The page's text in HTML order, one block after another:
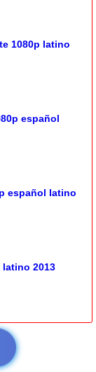
1080p latino
español
español latino
latino 2013